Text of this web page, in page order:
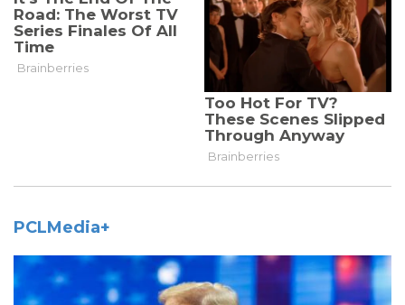
PCLMedia+